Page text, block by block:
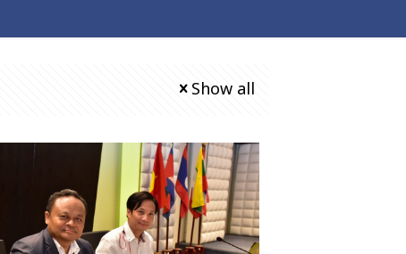
Show all